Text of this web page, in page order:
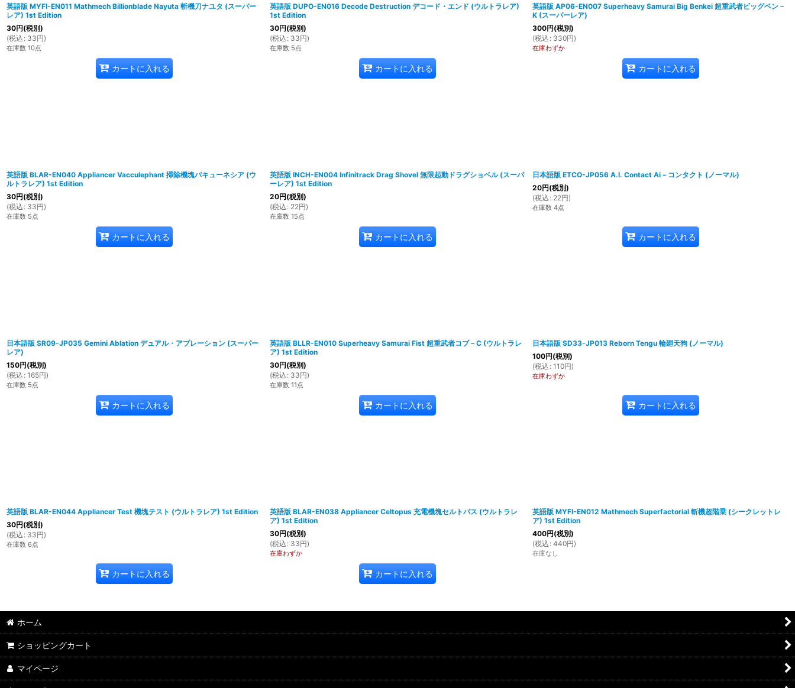
英語版 MYFI-EN011 Mathmech Billionblade Nayuta 斬機刀ナユタ (スーパー
レア) 1st Edition
30円(税別)
(税込 : 33円)
在庫数 10点
カートに入れる
英語版 DUPO-EN016 Decode Destruction デコード・エンド (ウルトラレア)
1st Edition
30円(税別)
(税込 : 33円)
在庫数 5点
カートに入れる
英語版 AP06-EN007 Superheavy Samurai Big Benkei 超重武者ビッグベン－
K (スーパーレア)
300円(税別)
(税込 : 330円)
在庫わずか
カートに入れる
英語版 BLAR-EN040 Appliancer Vacculephant 掃除機塊バキューネシア (ウ
ルトラレア) 1st Edition
30円(税別)
(税込 : 33円)
在庫数 5点
カートに入れる
英語版 INCH-EN004 Infinitrack Drag Shovel 無限起動ドラグショベル (スーパ
ーレア) 1st Edition
20円(税別)
(税込 : 22円)
在庫数 15点
カートに入れる
日本語版 ETCO-JP056 A.I. Contact Ai－コンタクト (ノーマル)
20円(税別)
(税込 : 22円)
在庫数 4点
カートに入れる
日本語版 SR09-JP035 Gemini Ablation デュアル・アブレーション (スーパー
レア)
150円(税別)
(税込 : 165円)
在庫数 5点
カートに入れる
英語版 BLLR-EN010 Superheavy Samurai Fist 超重武者コブ－C (ウルトラレ
ア) 1st Edition
30円(税別)
(税込 : 33円)
在庫数 11点
カートに入れる
日本語版 SD33-JP013 Reborn Tengu 輪廻天狗 (ノーマル)
100円(税別)
(税込 : 110円)
在庫わずか
カートに入れる
英語版 BLAR-EN044 Appliancer Test 機塊テスト (ウルトラレア) 1st Edition
30円(税別)
(税込 : 33円)
在庫数 6点
カートに入れる
英語版 BLAR-EN038 Appliancer Celtopus 充電機塊セルトパス (ウルトラレ
ア) 1st Edition
30円(税別)
(税込 : 33円)
在庫わずか
カートに入れる
英語版 MYFI-EN012 Mathmech Superfactorial 斬機超階乗 (シークレットレ
ア) 1st Edition
400円(税別)
(税込 : 440円)
在庫なし
ホーム
ショッピングカート
マイページ